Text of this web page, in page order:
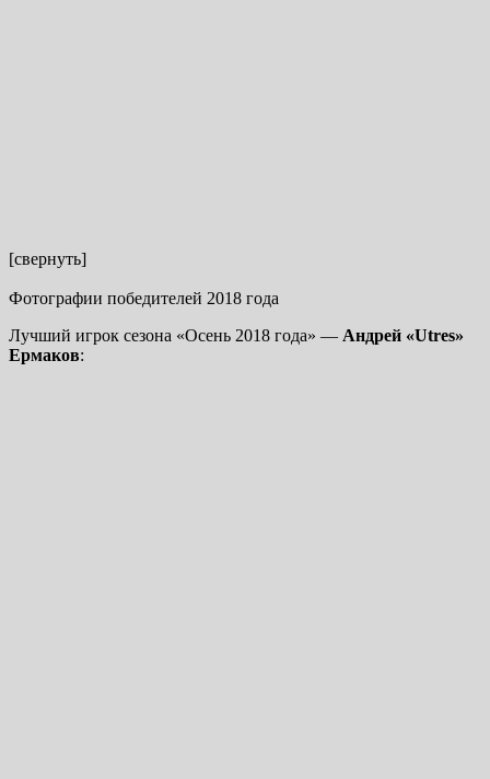
[свернуть]
Фотографии победителей 2018 года
Лучший игрок сезона «Осень 2018 года» — Андрей «Utres»
Ермаков: